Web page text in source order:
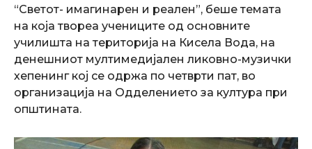
“Светот- имагинарен и реален”, беше темата
на која твореа учениците од основните
училишта на територија на Кисела Вода, на
денешниот мултимедијален ликовно-музички
хепенинг кој се одржа по четврти пат, во
организација на Одделението за култура при
општината.